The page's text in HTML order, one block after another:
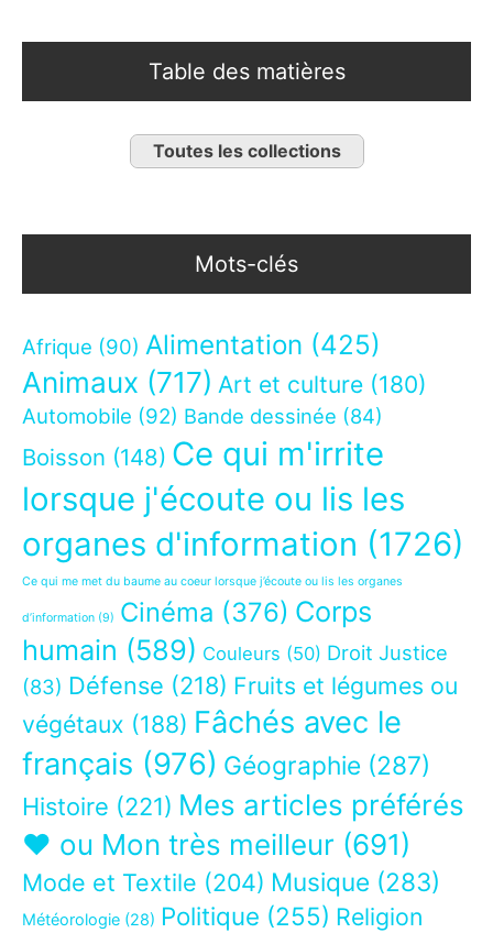
Table des matières
Toutes les collections
Mots-clés
Afrique (90) Alimentation (425)
Animaux (717) Art et culture (180)
Automobile (92) Bande dessinée (84)
Boisson (148) Ce qui m'irrite
lorsque j'écoute ou lis les
organes d'information (1726)
Ce qui me met du baume au coeur lorsque j’écoute ou lis les organes
d’information (9) Cinéma (376) Corps
humain (589) Couleurs (50) Droit Justice
(83) Défense (218) Fruits et légumes ou
végétaux (188) Fâchés avec le
français (976) Géographie (287)
Histoire (221) Mes articles préférés
❤ ou Mon très meilleur (691)
Mode et Textile (204) Musique (283)
Météorologie (28) Politique (255) Religion